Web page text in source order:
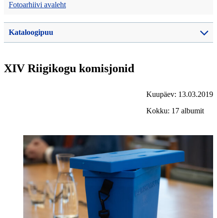
Fotoarhiivi avaleht
Kataloogipuu
XIV Riigikogu komisjonid
Kuupäev: 13.03.2019
Kokku: 17 albumit